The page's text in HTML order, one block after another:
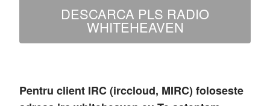
DESCARCA PLS RADIO
WHITEHEAVEN
Pentru client IRC (irccloud, MIRC) foloseste